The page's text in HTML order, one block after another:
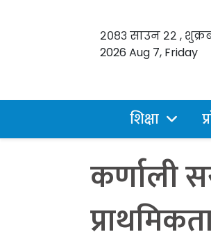
२०८३ साउन २२ ,
2026 Aug 7, Friday
शिक्षा
कर्णाली